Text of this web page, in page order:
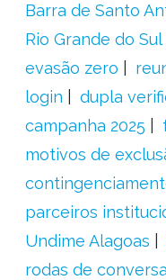
Barra de Santo
Rio Grande do Sul
evasão zero
login
dupla
campanha 2025
motivos de
parceiros
Undime Alagoas
rodas de